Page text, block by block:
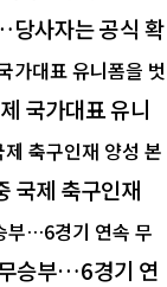
사자는 공식 확
국가대표 유니
국제 축구인재
승부…6경기 연